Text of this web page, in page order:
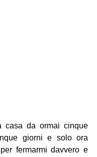
casa da ormai cinque
giorni e solo ora
fermarmi davvero e